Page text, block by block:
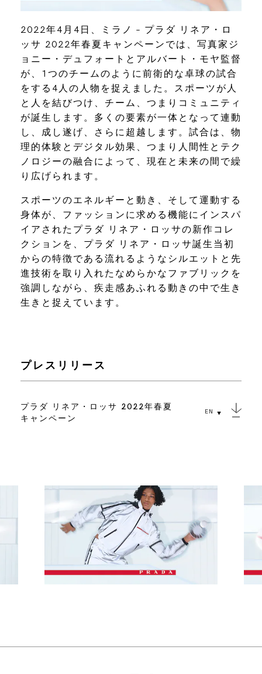
2022年4月4日、ミラノ – プラダ リネア・ロ
ッサ 2022年春夏キャンペーンでは、写真家ジ
ョニー・デュフォートとアルバート・モヤ監督
が、1つのチームのように前衛的な卓球の試合
をする4人の人物を捉えました。スポーツが人
と人を結びつけ、チーム、つまりコミュニティ
が誕生します。多くの要素が一体となって連動
し、成し遂げ、さらに超越します。試合は、物
理的体験とデジタル効果、つまり人間性とテク
ノロジーの融合によって、現在と未来の間で繰
り広げられます。
スポーツのエネルギーと動き、そして運動する
身体が、ファッションに求める機能にインスパ
イアされたプラダ リネア・ロッサの新作コレ
クションを、プラダ リネア・ロッサ誕生当初
からの特徴である流れるようなシルエットと先
進技術を取り入れたなめらかなファブリックを
強調しながら、疾走感あふれる動きの中で生き
生きと捉えています。
プレスリリース
プラダ リネア・ロッサ 2022年春夏
キャンペーン
EN